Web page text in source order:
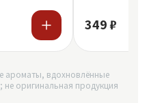
349 ₽
ароматы, вдохновлённые
не оригинальная продукция